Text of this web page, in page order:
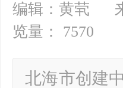
编辑：黄茕
览量： 7570
北海市创建